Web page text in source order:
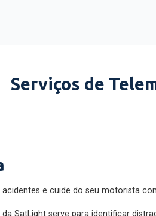
Serviços de
acidentes e cuide do seu motorista
SatLight serve para identificar